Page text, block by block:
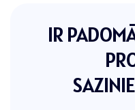
IR